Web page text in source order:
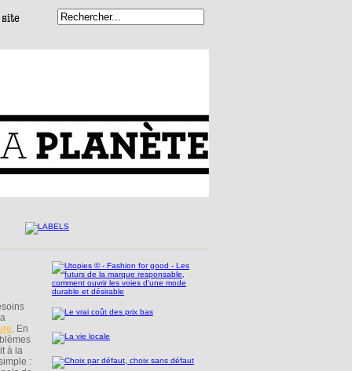
. En
à la
: